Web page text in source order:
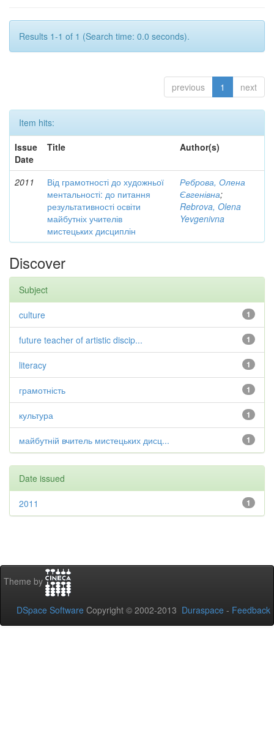
Results 1-1 of 1 (Search time: 0.0 seconds).
previous 1 next
Item hits:
Issue
Date
Title Author(s)
2011
Від грамотності до художньої
ментальності: до питання
результативності освіти
майбутніх учителів
мистецьких дисциплін
Реброва, Олена
Євгенівна;
Rebrova, Olena
Yevgenivna
Discover
Subject
1
culture
1
future teacher of artistic discip...
1
literacy
1
грамотність
1
культура
1
майбутній вчитель мистецьких дисц...
Date issued
1
2011
Theme by
DSpace Software Copyright © 2002-2013 Duraspace - Feedback